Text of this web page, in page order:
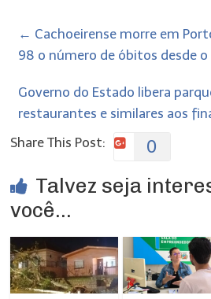
← Cachoeirense morre em
98 o número de óbitos desde o
Governo do Estado libera
restaurantes e similares aos
Share This Post:
0
Talvez seja
você...